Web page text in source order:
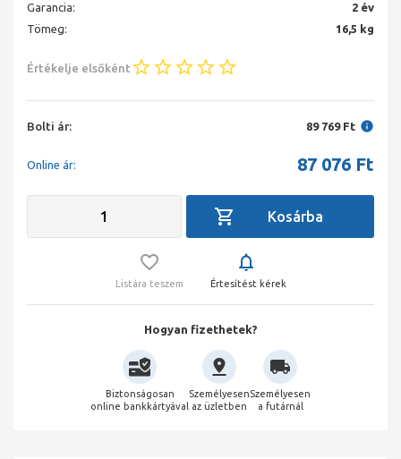
Garancia:
2 év
Tömeg:
16,5 kg
Értékelje elsőként
Bolti ár: 89 769 Ft
Online ár: 87 076 Ft
Listára teszem Értesítést kérek
Hogyan fizethetek?
Biztonságosan
online bankkártyával
Személyesen
az üzletben
Személyesen
a futárnál